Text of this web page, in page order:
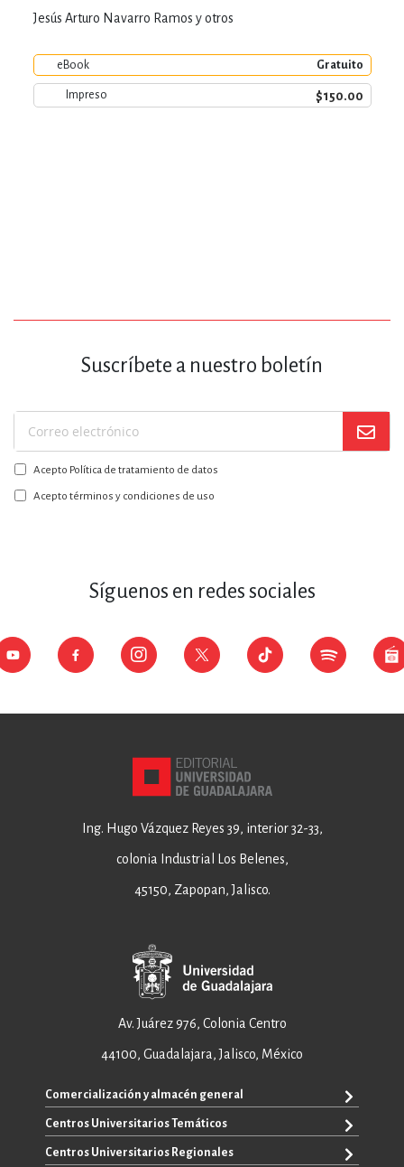
Jesús Arturo Navarro Ramos y otros
eBook Gratuito
Impreso $150.00
Suscríbete a nuestro boletín
Suscríbase
a
nuestro
boletín:
Acepto Política de tratamiento de datos
Acepto términos y condiciones de uso
Síguenos en redes sociales
Ing. Hugo Vázquez Reyes 39, interior 32-33,
colonia Industrial Los Belenes,
45150, Zapopan, Jalisco.
Av. Juárez 976, Colonia Centro
44100, Guadalajara, Jalisco, México
Comercialización y almacén general
+52 33 3640 6326
+52 33 3640 4595
Centros Universitarios Temáticos
CUAAD
Centros Universitarios Regionales